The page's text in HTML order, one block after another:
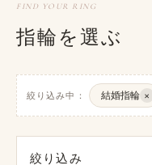
FIND YOUR RING
指輪を選ぶ
絞り込み中： 結婚指輪 ×
絞り込み